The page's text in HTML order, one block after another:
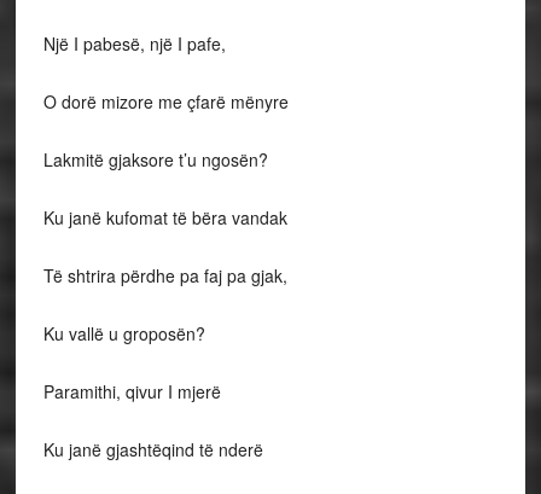
Një I pabesë, një I pafe,
O dorë mizore me çfarë mënyre
Lakmitë gjaksore t’u ngosën?
Ku janë kufomat të bëra vandak
Të shtrira përdhe pa faj pa gjak,
Ku vallë u groposën?
Paramithi, qivur I mjerë
Ku janë gjashtëqind të nderë